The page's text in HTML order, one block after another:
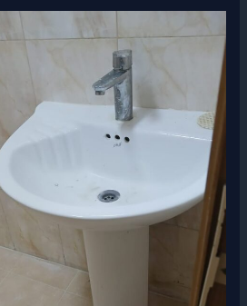
عزل
حمامات